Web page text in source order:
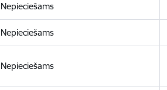
Nepieciešams
Nepieciešams
Nepieciešams